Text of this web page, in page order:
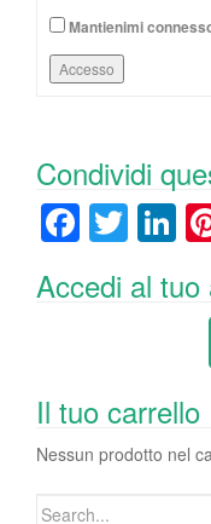
Mantienimi
Accesso
Condividi
F
c
o
o
k
T
wi
tt
Li
k
n
Accedi al
Il tuo carrello
Nessun prodotto nel
Search